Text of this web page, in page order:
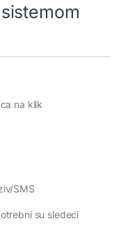
na klik
SMS
su sledeci